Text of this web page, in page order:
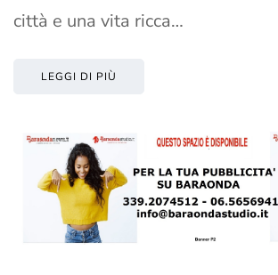
città e una vita ricca…
LEGGI DI PIÙ